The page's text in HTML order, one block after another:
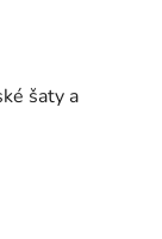
šaty a